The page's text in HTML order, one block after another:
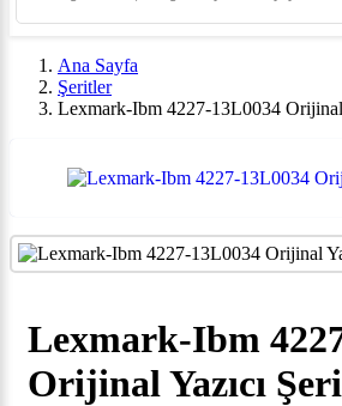
Ana Sayfa
Şeritler
Lexmark-Ibm 4227-13L0034 Orijinal
Lexmark-Ibm
Orijinal Yazıcı